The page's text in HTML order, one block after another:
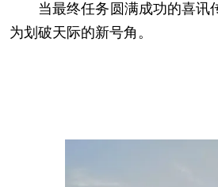
当最终任务圆满成功的喜讯传
为划破天际的新号角。